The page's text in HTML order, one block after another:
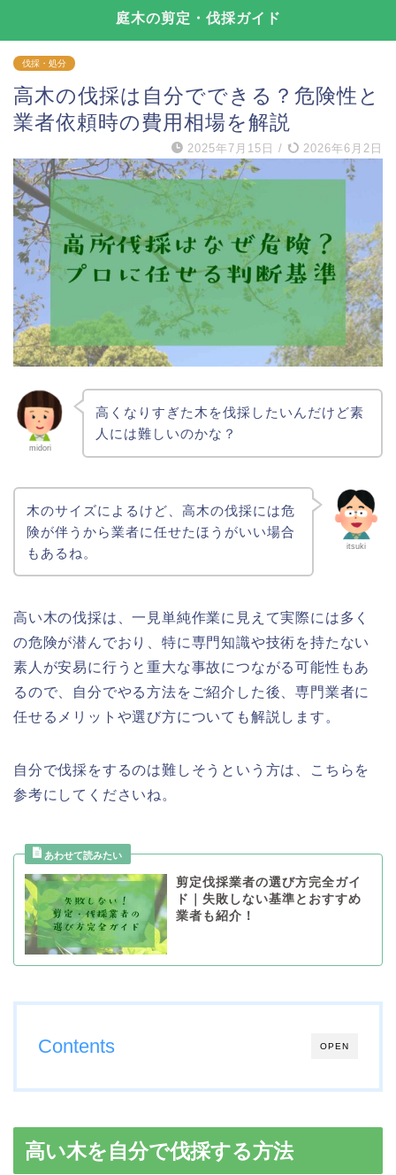
庭木の剪定・伐採ガイド
伐採・処分
高木の伐採は自分でできる？危険性と
業者依頼時の費用相場を解説
2025年7月15日 / 2026年6月2日
midori
高くなりすぎた木を伐採したいんだけど素
人には難しいのかな？
itsuki
木のサイズによるけど、高木の伐採には危
険が伴うから業者に任せたほうがいい場合
もあるね。
高い木の伐採は、一見単純作業に見えて実際には多く
の危険が潜んでおり、特に専門知識や技術を持たない
素人が安易に行うと重大な事故につながる可能性もあ
るので、自分でやる方法をご紹介した後、専門業者に
任せるメリットや選び方についても解説します。
自分で伐採をするのは難しそうという方は、こちらを
参考にしてくださいね。
剪定伐採業者の選び方完全ガイ
ド｜失敗しない基準とおすすめ
業者も紹介！
OPEN
Contents
高い木を自分で伐採する方法